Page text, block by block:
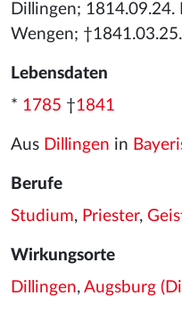
Dillingen;
Wengen; †1841.03.25.
Lebensdaten
* 1785 †1841
Aus Dillingen in
Berufe
Studium, Priester,
Wirkungsorte
Dillingen, Augsburg